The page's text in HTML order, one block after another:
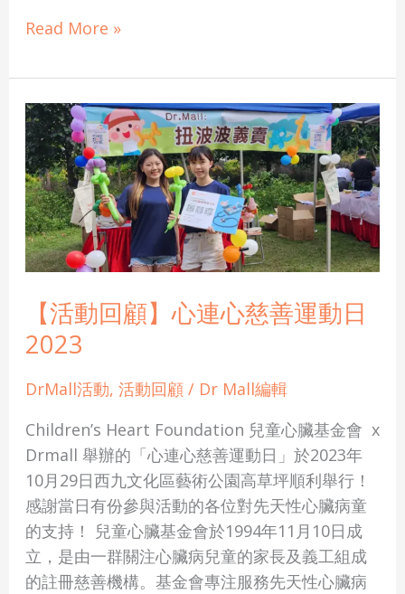
Read More »
【活動回顧】心連心慈善運動日
2023
DrMall活動, 活動回顧/ Dr Mall編輯
Children’s Heart Foundation 兒童心臟基金會 x
Drmall 舉辦的「心連心慈善運動日」於2023年
10月29日西九文化區藝術公園高草坪順利舉行！
感謝當日有份參與活動的各位對先天性心臟病童
的支持！ 兒童心臟基金會於1994年11月10日成
立，是由一群關注心臟病兒童的家長及義工組成
的註冊慈善機構。基金會專注服務先天性心臟病
【活
動
回
顧】
心
連
心
運
日
2023